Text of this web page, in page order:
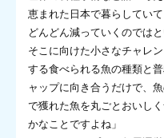
恵まれた日本で暮らしてい
どんどん減っていくのでは
そこに向けた小さなチャレ
する食べられる魚の種類と
ャップに向き合うだけで、
で獲れた魚を丸ごとおいし
かなことですよね」